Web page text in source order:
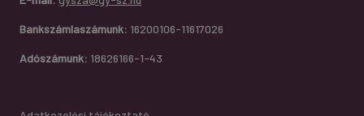
Bankszámlaszámunk: 16200106-11617026
Adószámunk: 18626166-1-43